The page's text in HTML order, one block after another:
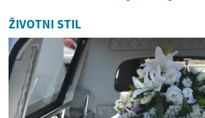
ŽIVOTNI STIL